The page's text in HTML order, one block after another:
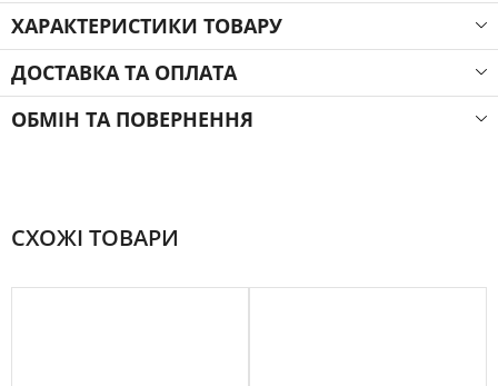
ХАРАКТЕРИСТИКИ ТОВАРУ
ДОСТАВКА ТА ОПЛАТА
ОБМІН ТА ПОВЕРНЕННЯ
СХОЖІ ТОВАРИ